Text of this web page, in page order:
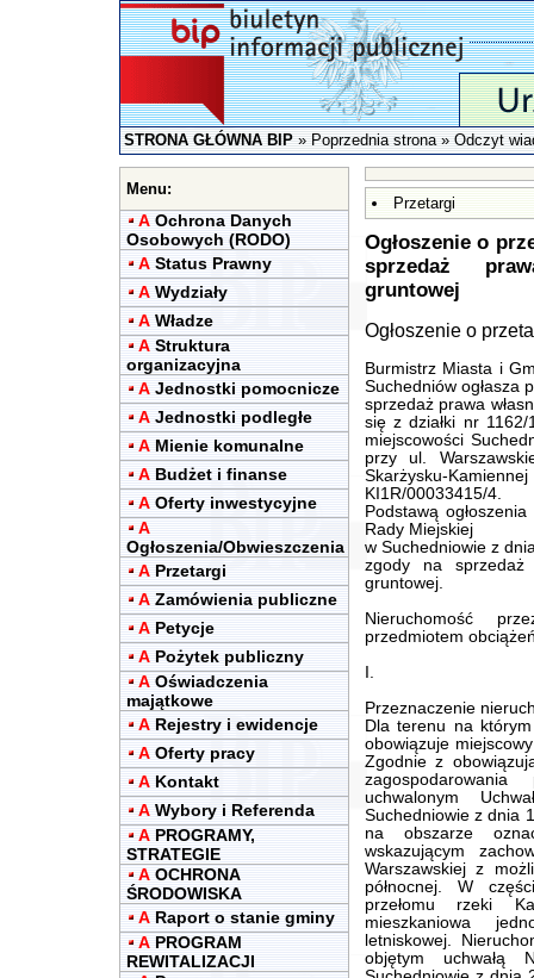
STRONA GŁÓWNA BIP»Poprzednia strona» Odczyt
Menu:
A Ochrona Danych
Osobowych (RODO)
A Status Prawny
A Wydziały
A Władze
A Struktura
organizacyjna
A Jednostki pomocnicze
A Jednostki podległe
A Mienie komunalne
A Budżet i finanse
A Oferty inwestycyjne
A
Ogłoszenia/Obwieszczenia
A Przetargi
A Zamówienia publiczne
A Petycje
A Pożytek publiczny
A Oświadczenia
majątkowe
A Rejestry i ewidencje
A Oferty pracy
A Kontakt
A Wybory i Referenda
A PROGRAMY,
STRATEGIE
A OCHRONA
ŚRODOWISKA
A Raport o stanie gminy
A PROGRAM
REWITALIZACJI
Przetargi
Ogłoszenie o
sprzedaż
gruntowej
Ogłoszenie o
Burmistrz Miasta i
Suchedniów ogłasza
sprzedaż prawa
się z działki nr
miejscowości
przy ul.
Skarżysku-
KI1R/00033415/4.
Podstawą
Rady Miejskiej
w Suchedniowie z
zgody na sprzedaż
gruntowej.
Nieruchomość
przedmiotem
I.
Przeznaczenie
Dla terenu na
obowiązuje
Zgodnie z
uchwalonym
Suchedniowie z dnia
na obszarze
wskazującym
Warszawskiej z
północnej. W
przełomu rzeki
mieszkaniowa
letniskowej.
objętym uchwałą